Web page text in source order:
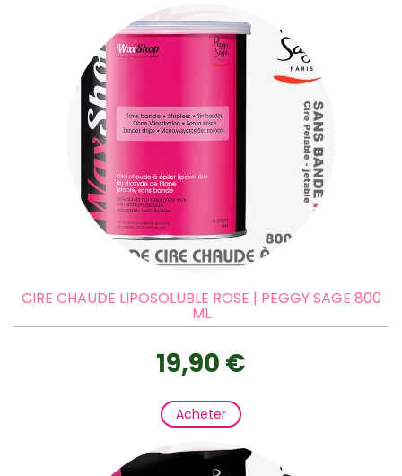
CIRE CHAUDE LIPOSOLUBLE ROSE | PEGGY SAGE 800
ML
19,90 €
Acheter